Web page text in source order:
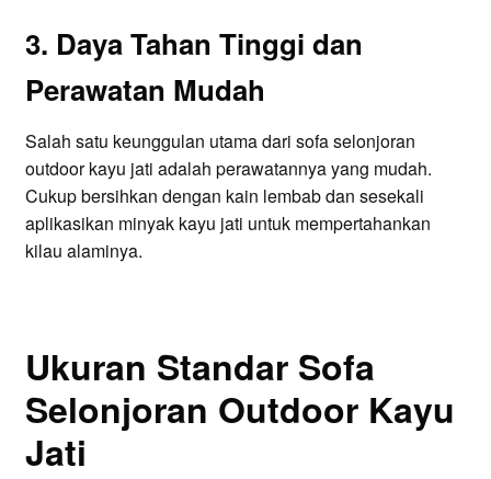
3. Daya Tahan Tinggi dan
Perawatan Mudah
Salah satu keunggulan utama dari sofa selonjoran
outdoor kayu jati adalah perawatannya yang mudah.
Cukup bersihkan dengan kain lembab dan sesekali
aplikasikan minyak kayu jati untuk mempertahankan
kilau alaminya.
Ukuran Standar Sofa
Selonjoran Outdoor Kayu
Jati